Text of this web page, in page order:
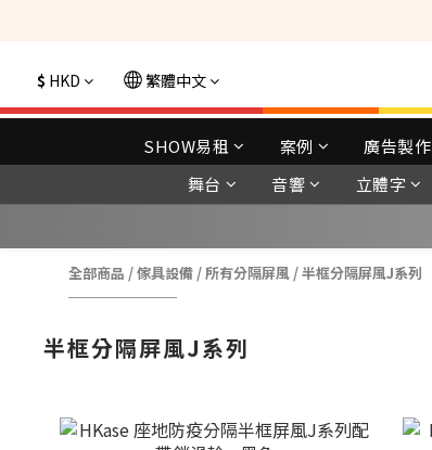
$ HKD 繁體中文
SHOW易租 案例 廣告製作
舞台 音響 立體字
全部商品 /傢具設備 /所有分隔屏風 /半框分隔屏風J系列
半框分隔屏風J系列